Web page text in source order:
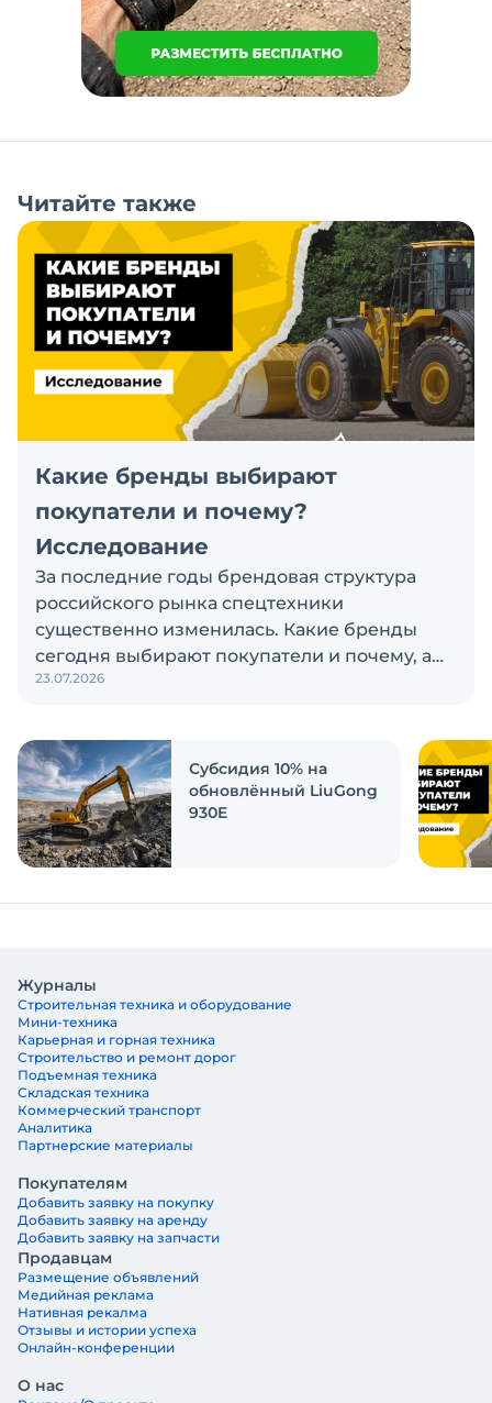
Читайте также
Какие бренды выбирают
покупатели и почему?
Исследование
За последние годы брендовая структура
российского рынка спецтехники
существенно изменилась. Какие бренды
сегодня выбирают покупатели и почему, а
также кого считают лидерами рынка?
ответить на эти вопросы
23.07.2026
Субсидия 10% на
обновлённый LiuGong
930E
Журналы
Строительная техника и оборудование
Мини-техника
Карьерная и горная техника
Строительство и ремонт дорог
Подъемная техника
Складская техника
Коммерческий транспорт
Аналитика
Партнерские материалы
Покупателям
Добавить заявку на покупку
Добавить заявку на аренду
Добавить заявку на запчасти
Продавцам
Размещение объявлений
Медийная реклама
Нативная рекалма
Отзывы и истории успеха
Онлайн-конференции
О нас